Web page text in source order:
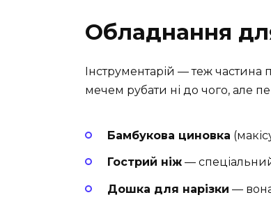
Обладнання
Інструментарій — теж
мечем рубати ні до чого, але
Бамбукова циновка
Гострий ніж —
Дошка для нарізки —